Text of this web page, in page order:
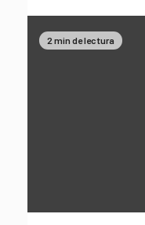
2 min de lectura